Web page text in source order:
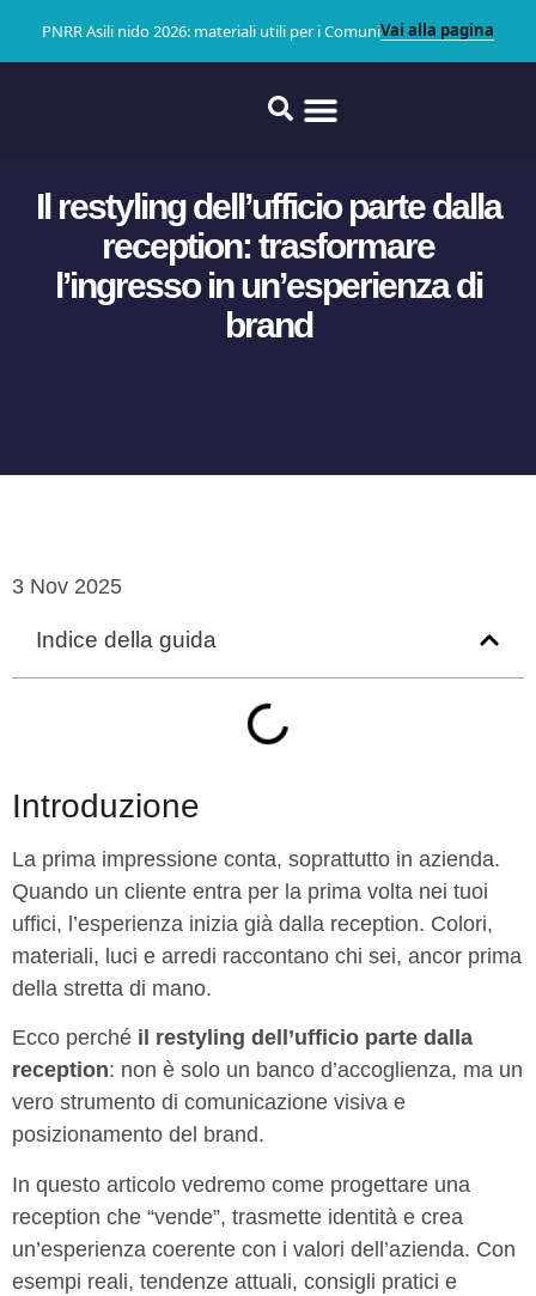
PNRR Asili nido 2026: materiali utili per i ComuniVai alla pagina
Il restyling dell’ufficio parte dalla
reception: trasformare
l’ingresso in un’esperienza di
brand
3 Nov 2025
Indice della guida
Introduzione
La prima impressione conta, soprattutto in azienda.
Quando un cliente entra per la prima volta nei tuoi
uffici, l’esperienza inizia già dalla reception. Colori,
materiali, luci e arredi raccontano chi sei, ancor prima
della stretta di mano.
Ecco perché il restyling dell’ufficio parte dalla
reception: non è solo un banco d’accoglienza, ma un
vero strumento di comunicazione visiva e
posizionamento del brand.
In questo articolo vedremo come progettare una
reception che “vende”, trasmette identità e crea
un’esperienza coerente con i valori dell’azienda. Con
esempi reali, tendenze attuali, consigli pratici e